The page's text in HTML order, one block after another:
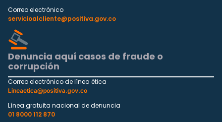
Correo electrónico
servicioalcliente@positiva.gov.co
Denuncia aquí casos de fraude o
corrupción
Correo electrónico de línea ética
Lineaetica@positiva.gov.co
Línea gratuita nacional de denuncia
01 8000 112 870